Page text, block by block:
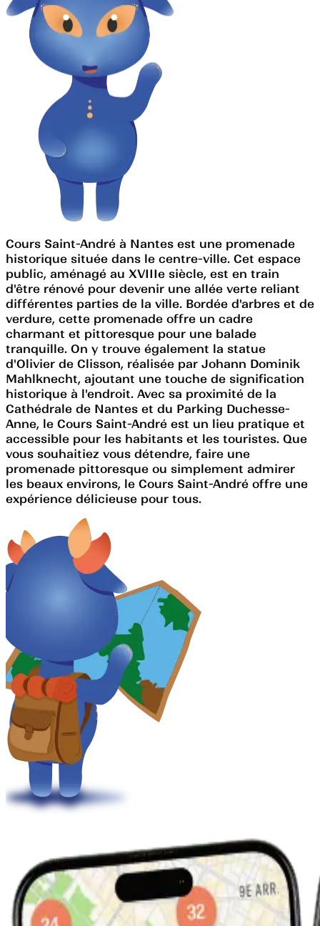
Cours Saint-André à Nantes est une promenade
historique située dans le centre-ville. Cet espace
public, aménagé au XVIIIe siècle, est en train
d'être rénové pour devenir une allée verte reliant
différentes parties de la ville. Bordée d'arbres et de
verdure, cette promenade offre un cadre
charmant et pittoresque pour une balade
tranquille. On y trouve également la statue
d'Olivier de Clisson, réalisée par Johann Dominik
Mahlknecht, ajoutant une touche de signification
historique à l'endroit. Avec sa proximité de la
Cathédrale de Nantes et du Parking Duchesse-
Anne, le Cours Saint-André est un lieu pratique et
accessible pour les habitants et les touristes. Que
vous souhaitiez vous détendre, faire une
promenade pittoresque ou simplement admirer
les beaux environs, le Cours Saint-André offre une
expérience délicieuse pour tous.